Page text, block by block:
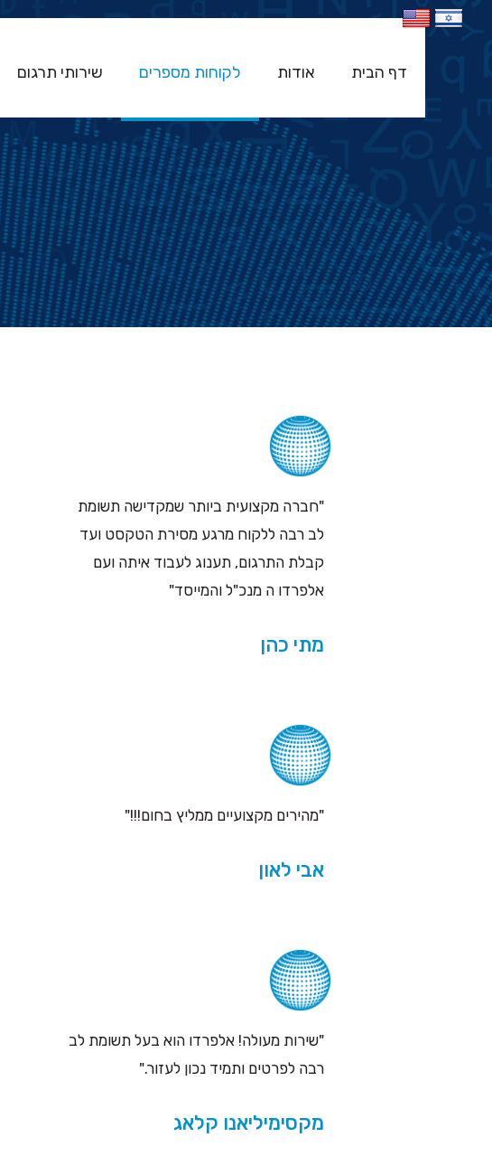
דף הבית אודות לקוחות מספרים שירותי תרגום
"חברה מקצועית ביותר שמקדישה תשומת
לב רבה ללקוח מרגע מסירת הטקסט ועד
קבלת התרגום, תענוג לעבוד איתה ועם
אלפרדו ה מנכ"ל והמייסד"
מתי כהן
"מהירים מקצועיים ממליץ בחום!!!"
אבי לאון
"שירות מעולה! אלפרדו הוא בעל תשומת לב
רבה לפרטים ותמיד נכון לעזור."
מקסימיליאנו קלאג